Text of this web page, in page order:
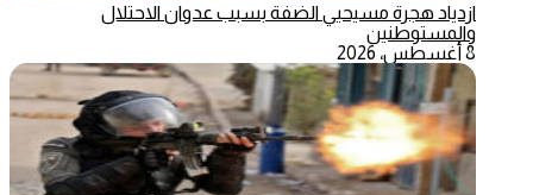
ازدياد هجرة مسيحيي الضفة بسبب عدوان الاحتلال
والمستوطنين
8 أغسطس، 2026